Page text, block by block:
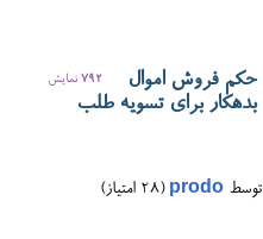
792 نمایش
حکم فروش اموال
بدهکار برای تسویه طلب
توسط prodo
(
28 امتیاز)